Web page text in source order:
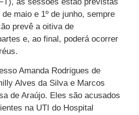
maio e 1º de junho, sempre
prevê a oitiva de
e, ao final, poderá ocorrer
Amanda Rodrigues de
Alves da Silva e Marcos
de Araújo. Eles são acusados
na UTI do Hospital